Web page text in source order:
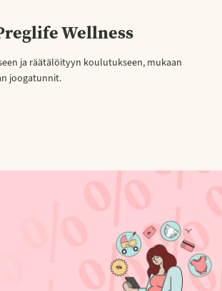
Wellness
ja räätälöityyn koulutukseen, mukaan
joogatunnit.